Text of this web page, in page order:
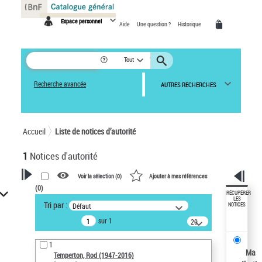
Espace personnel Aide Une question ? Historique
Tout
Recherche avancée AUTRES RECHERCHES
Accueil Liste de notices d’autorité
1 Notices d'autorité
VOTRE RECHERCHE
Recherche avancée dans les
notices d’autorité
Œuvres liées à l'auteur :
Temperton, Rod (1947-2016)
Voir la sélection (0) Ajouter à mes références
(0)
Tri par : Défaut
sur 1
20
résultats/page
1
Temperton, Rod (1947-2016)
RÉCUPÉRER
LES
NOTICES
Ma
Panneau de gestion des cookies